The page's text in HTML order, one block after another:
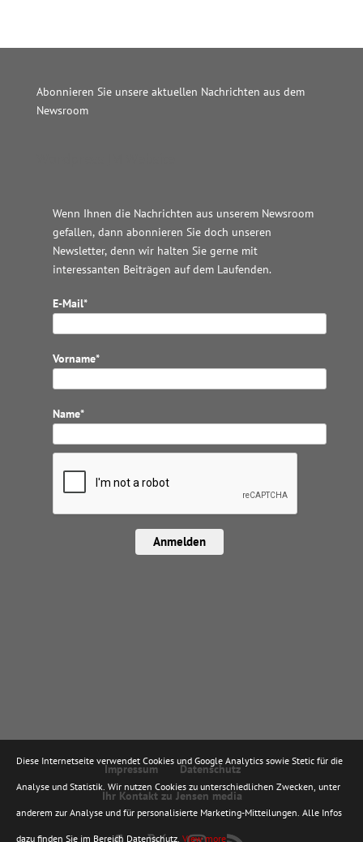
Abonnieren Sie unsere aktuellen Nachrichten aus dem
Newsroom
Wenn Ihnen die Nachrichten aus unserem Newsroom
gefallen, dann abonnieren Sie doch unseren
Newsletter, denn wir halten Sie gerne mit
interessanten Beiträgen auf dem Laufenden.
E-Mail*
Vorname*
Name*
Anmelden
Impressum
Datenschutz
Ihr Kontakt zu Jensen media
Diese Internetseite verwendet Cookies und Google Analytics sowie Stetic für die
Analyse und Statistik. Wir nutzen Cookies zu unterschiedlichen Zwecken, unter
anderem zur Analyse und für personalisierte Marketing-Mitteilungen. Alle Infos
dazu finden Sie im Bereich Datenschutz. View more